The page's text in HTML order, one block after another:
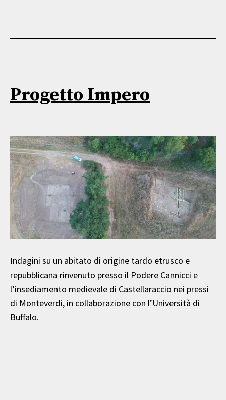
Progetto Impero
Indagini su un abitato di origine tardo etrusco e
repubblicana rinvenuto presso il Podere Cannicci e
l’insediamento medievale di Castellaraccio nei pressi
di Monteverdi, in collaborazione con l’Università di
Buffalo.